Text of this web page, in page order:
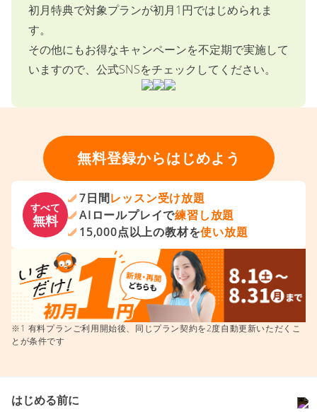
初月特典で対象プランが初月1円ではじめられま
す。
その他にもお得なキャンペーンを不定期で実施して
いますので、公式SNSをチェックしてください。
すべて
無料
7日間レッスン受け放題
AIロールプレイで練習し放題
15,000点以上の教材を使い放題
※1 有料プランご利用開始後、同じプラン契約を2度自動更新いただくこ